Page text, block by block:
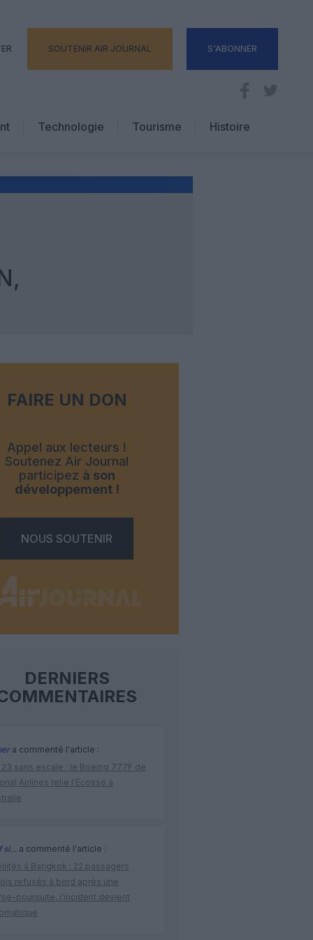
SOUTENIR AIR JOURNAL S'ABONNER
Technologie
Tourisme
Hôtellerie
Histoire
FAIRE UN DON
Appel aux lecteurs !
Soutenez Air Journal
participez à son
développement !
NOUS SOUTENIR
DERNIERS
a commenté l'article :
23 sans escale : le Boeing 777F de
Airlines relie l’Écosse à
si… a commenté l'article :
à Bangkok : 22 passagers
refusés à bord après une
poursuite, l’incident devient